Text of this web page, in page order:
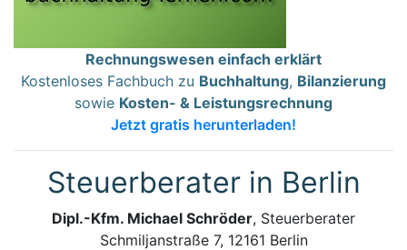
Rechnungswesen einfach erklärt
Kostenloses Fachbuch zu Buchhaltung, Bilanzierung
sowie Kosten- & Leistungsrechnung
Jetzt gratis herunterladen!
Steuerberater in Berlin
Dipl.-Kfm. Michael Schröder, Steuerberater
Schmiljanstraße 7, 12161 Berlin